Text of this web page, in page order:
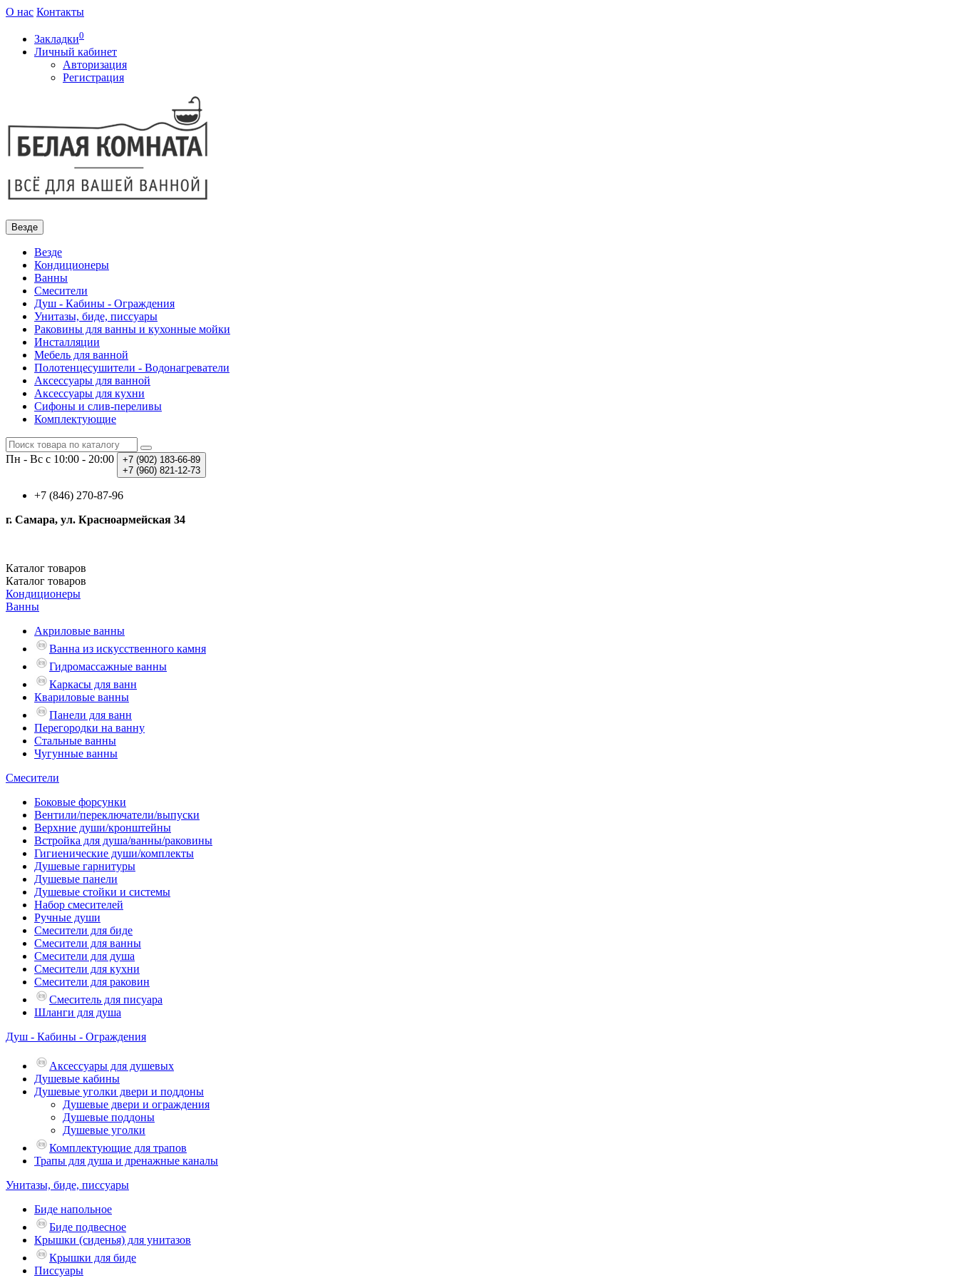
О нас Контакты
Закладки0
Личный кабинет
Авторизация
Регистрация
Везде
Везде
Кондиционеры
Ванны
Смесители
Душ - Кабины - Ограждения
Унитазы, биде, писсуары
Раковины для ванны и кухонные мойки
Инсталляции
Мебель для ванной
Полотенцесушители - Водонагреватели
Аксессуары для ванной
Аксессуары для кухни
Сифоны и слив-переливы
Комплектующие
Пн - Вс с 10:00 - 20:00 +7 (902) 183-66-89
+7 (960) 821-12-73
+7 (846) 270-87-96
г. Самара, ул. Красноармейская 34
Каталог товаров
Каталог товаров
Кондиционеры
Ванны
Акриловые ванны
Ванна из искусственного камня
Гидромассажные ванны
Каркасы для ванн
Квариловые ванны
Панели для ванн
Перегородки на ванну
Стальные ванны
Чугунные ванны
Смесители
Боковые форсунки
Вентили/переключатели/выпуски
Верхние души/кронштейны
Встройка для душа/ванны/раковины
Гигиенические души/комплекты
Душевые гарнитуры
Душевые панели
Душевые стойки и системы
Набор смесителей
Ручные души
Смесители для биде
Смесители для ванны
Смесители для душа
Смесители для кухни
Смесители для раковин
Смеситель для писуара
Шланги для душа
Душ - Кабины - Ограждения
Аксессуары для душевых
Душевые кабины
Душевые уголки двери и поддоны
Душевые двери и ограждения
Душевые поддоны
Душевые уголки
Комплектующие для трапов
Трапы для душа и дренажные каналы
Унитазы, биде, писсуары
Биде напольное
Биде подвесное
Крышки (сиденья) для унитазов
Крышки для биде
Писсуары